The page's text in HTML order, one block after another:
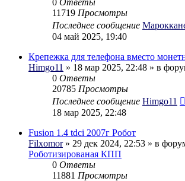
11719 Просмотры
Последнее сообщение
04 май 2025, 19:40
Крепежка для телефона вместо
Himgo11 » 18 мар 2025, 22:48 » в
0 Ответы
20785 Просмотры
Последнее сообщение Himgo11
18 мар 2025, 22:48
Fusion 1.4 tdci 2007г Робот
Filxomor» 29 дек 2024, 22:53 » в
Роботизированая КПП
0 Ответы
11881 Просмотры